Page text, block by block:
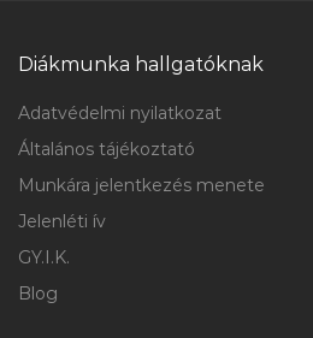
Diákmunka hallgatóknak
Adatvédelmi nyilatkozat
Általános tájékoztató
Munkára jelentkezés menete
Jelenléti ív
GY.I.K.
Blog